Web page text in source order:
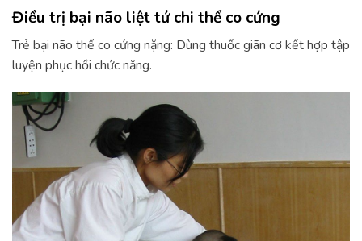
Điều trị bại não liệt tứ chi thể co cứng
Trẻ bại não thể co cứng nặng: Dùng thuốc giãn cơ kết hợp tập
luyện phục hồi chức năng.